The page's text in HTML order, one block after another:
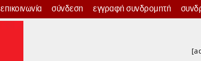
επικοινωνία σύνδεση εγγραφή συνδρομητή